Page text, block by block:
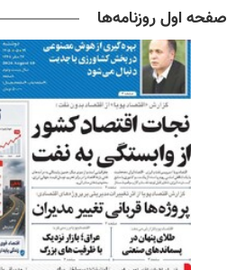
صفحه اول روزنامه‌ها